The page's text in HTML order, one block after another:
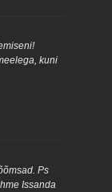
kuni
Ps
Issanda